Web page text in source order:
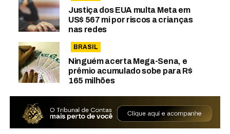
Justiça dos EUA multa Meta em
US$ 567 mi por riscos a crianças
nas redes
BRASIL
Ninguém acerta Mega-Sena, e
prêmio acumulado sobe para R$
165 milhões